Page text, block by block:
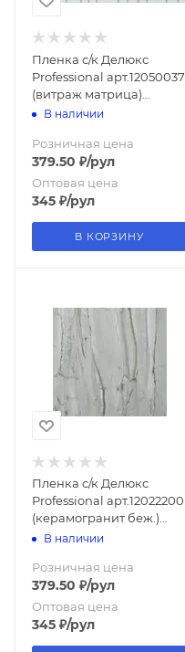
Пленка с/к Делюкс
Professional арт.12050037
(витраж матрица)
0.45х6м
В наличии
Розничная цена
379.50 ₽/рул
Оптовая цена
345 ₽/рул
В КОРЗИНУ
Пленка с/к Делюкс
Professional арт.12022200
(керамогранит беж.)
0.45х6м
В наличии
Розничная цена
379.50 ₽/рул
Оптовая цена
345 ₽/рул